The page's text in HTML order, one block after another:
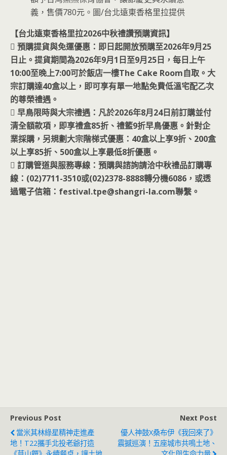
義，售價780元。圖/台北遠東香格里拉提供
【台北遠東香格里拉2026中秋禮讚預購資訊】
 預購提貨與免運優惠：即日起開放預購至2026年9月25
日止。提貨期間為2026年9月1日至9月25日，每日上午
10:00至晚上7:00可於飯店一樓The Cake Room自取。大
宗訂購達40盒以上，即可享有單一地點免費低溫宅配乙次
的尊榮禮遇。
 早鳥限時與大宗禮遇：凡於2026年8月24日前訂購並付
清全額款項，即享禮盒85折、禮籃9折早鳥優惠。針對企
業採購，另規劃大宗階梯式優惠：40盒以上享9折、200盒
以上享85折、500盒以上享最低8折優惠。
 訂購管道與服務專線：預購與諮詢請洽中秋禮品訂購專
線：(02)7711-3510或(02)2378-8888轉分機6086，或透
過電子信箱：festival.tpe@shangri-la.com聯繫。
Previous Post
當米其林綠星精神走進產
地！T22攜手北投老爺打造
Next Post
優人神鼓X桑布伊《我回來了》
震撼巡演！五座城市共鳴土地、